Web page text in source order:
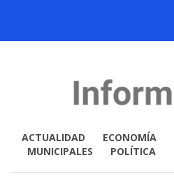
ACTUALIDAD ECONOMÍA
MUNICIPALES
POLÍTICA